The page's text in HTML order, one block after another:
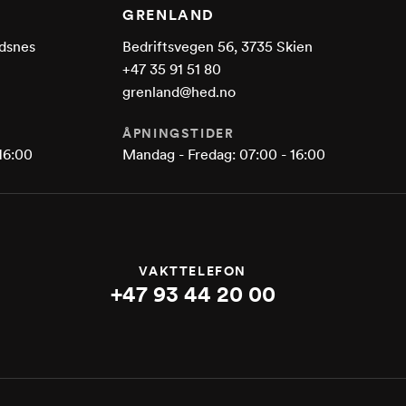
GRENLAND
Bedriftsvegen 56, 3735 Skien
+47 35 91 51 80
grenland@hed.no
ÅPNINGSTIDER
Mandag - Fredag: 07:00 - 16:00
VAKTTELEFON
+47 93 44 20 00